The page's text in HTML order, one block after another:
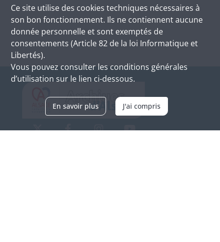
Ce site utilise des cookies techniques nécessaires à
son bon fonctionnement. Ils ne contiennent aucune
donnée personnelle et sont exemptés de
consentements (Article 82 de la loi Informatique et
Libertés).
Vous pouvez consulter les conditions générales
d’utilisation sur le lien ci-dessous.
En savoir plus J'ai compris